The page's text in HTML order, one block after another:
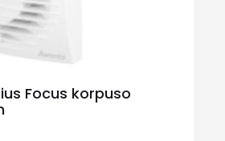
Focus korpuso